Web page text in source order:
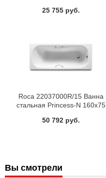
25 755 руб.
Roca 22037000R/15 Ванна
стальная Princess-N 160x75
50 792 руб.
Вы смотрели